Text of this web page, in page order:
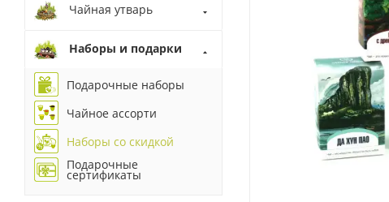
Чайная утварь
Наборы и подарки
Подарочные наборы
Чайное ассорти
Наборы со скидкой
Подарочные
сертификаты